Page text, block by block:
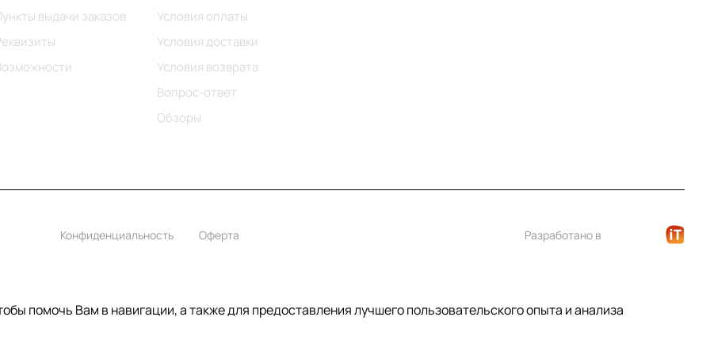
выдачи заказов
Условия оплаты
Условия доставки
Условия возврата
Вопрос-ответ
Обзоры
Конфиденциальность Оферта Разработано в
помочь Вам в навигации, а также для предоставления лучшего пользовательского опыта и анализа